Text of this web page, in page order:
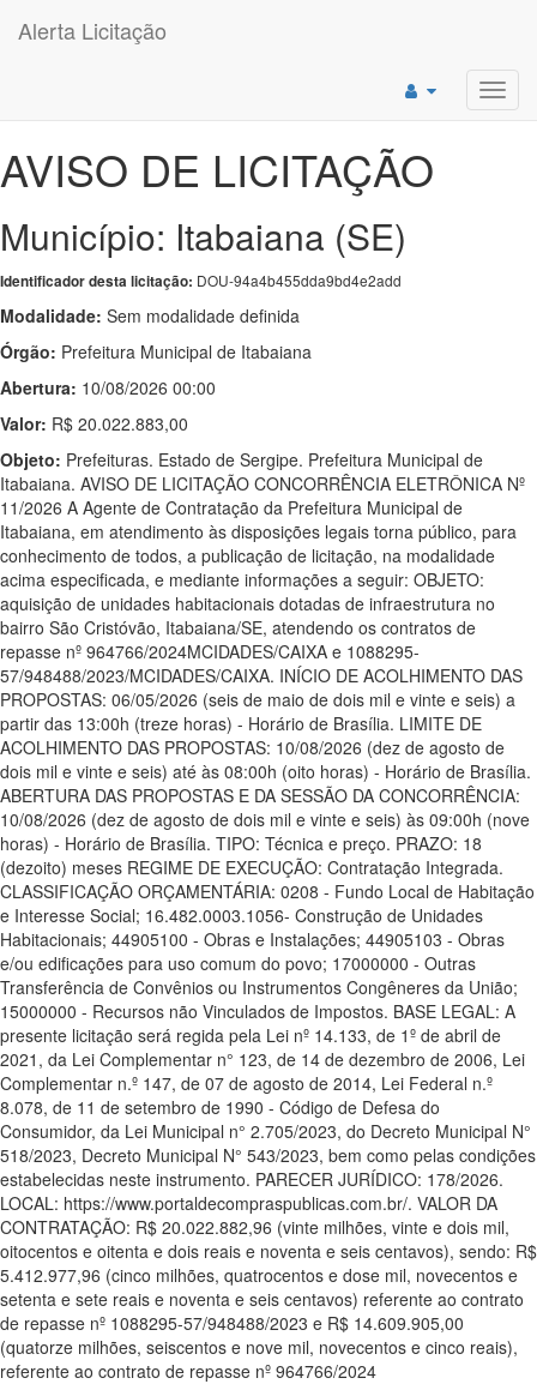
Alerta Licitação
AVISO DE LICITAÇÃO
Município: Itabaiana (SE)
Identificador desta licitação: DOU-94a4b455dda9bd4e2add
Modalidade: Sem modalidade definida
Órgão: Prefeitura Municipal de Itabaiana
Abertura: 10/08/2026 00:00
Valor: R$ 20.022.883,00
Objeto: Prefeituras. Estado de Sergipe. Prefeitura Municipal de
Itabaiana. AVISO DE LICITAÇÃO CONCORRÊNCIA ELETRÔNICA Nº
11/2026 A Agente de Contratação da Prefeitura Municipal de
Itabaiana, em atendimento às disposições legais torna público, para
conhecimento de todos, a publicação de licitação, na modalidade
acima especificada, e mediante informações a seguir: OBJETO:
aquisição de unidades habitacionais dotadas de infraestrutura no
bairro São Cristóvão, Itabaiana/SE, atendendo os contratos de
repasse nº 964766/2024MCIDADES/CAIXA e 1088295-
57/948488/2023/MCIDADES/CAIXA. INÍCIO DE ACOLHIMENTO DAS
PROPOSTAS: 06/05/2026 (seis de maio de dois mil e vinte e seis) a
partir das 13:00h (treze horas) - Horário de Brasília. LIMITE DE
ACOLHIMENTO DAS PROPOSTAS: 10/08/2026 (dez de agosto de
dois mil e vinte e seis) até às 08:00h (oito horas) - Horário de Brasília.
ABERTURA DAS PROPOSTAS E DA SESSÃO DA CONCORRÊNCIA:
10/08/2026 (dez de agosto de dois mil e vinte e seis) às 09:00h (nove
horas) - Horário de Brasília. TIPO: Técnica e preço. PRAZO: 18
(dezoito) meses REGIME DE EXECUÇÃO: Contratação Integrada.
CLASSIFICAÇÃO ORÇAMENTÁRIA: 0208 - Fundo Local de Habitação
e Interesse Social; 16.482.0003.1056- Construção de Unidades
Habitacionais; 44905100 - Obras e Instalações; 44905103 - Obras
e/ou edificações para uso comum do povo; 17000000 - Outras
Transferência de Convênios ou Instrumentos Congêneres da União;
15000000 - Recursos não Vinculados de Impostos. BASE LEGAL: A
presente licitação será regida pela Lei nº 14.133, de 1º de abril de
2021, da Lei Complementar n° 123, de 14 de dezembro de 2006, Lei
Complementar n.º 147, de 07 de agosto de 2014, Lei Federal n.º
8.078, de 11 de setembro de 1990 - Código de Defesa do
Consumidor, da Lei Municipal n° 2.705/2023, do Decreto Municipal N°
518/2023, Decreto Municipal N° 543/2023, bem como pelas condições
estabelecidas neste instrumento. PARECER JURÍDICO: 178/2026.
LOCAL: https://www.portaldecompraspublicas.com.br/. VALOR DA
CONTRATAÇÃO: R$ 20.022.882,96 (vinte milhões, vinte e dois mil,
oitocentos e oitenta e dois reais e noventa e seis centavos), sendo: R$
5.412.977,96 (cinco milhões, quatrocentos e dose mil, novecentos e
setenta e sete reais e noventa e seis centavos) referente ao contrato
de repasse nº 1088295-57/948488/2023 e R$ 14.609.905,00
(quatorze milhões, seiscentos e nove mil, novecentos e cinco reais),
referente ao contrato de repasse nº 964766/2024